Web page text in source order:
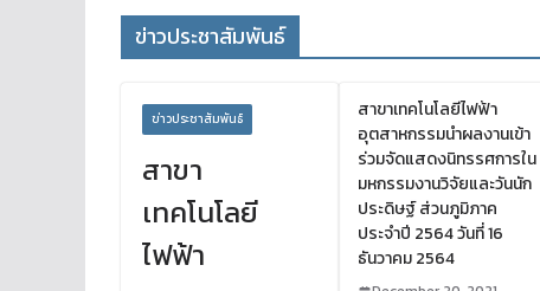
ข่าวประชาสัมพันธ์
ข่าวประชาสัมพันธ์
สาขา
เทคโนโลยี
ไฟฟ้า
สาขาเทคโนโลยีไฟฟ้า
อุตสาหกรรมนำผลงานเข้า
ร่วมจัดแสดงนิทรรศการใน
มหกรรมงานวิจัยและวันนัก
ประดิษฐ์ ส่วนภูมิภาค
ประจำปี 2564 วันที่ 16
ธันวาคม 2564